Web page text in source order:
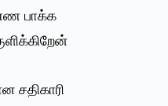
பாக்க
சதிகாரி